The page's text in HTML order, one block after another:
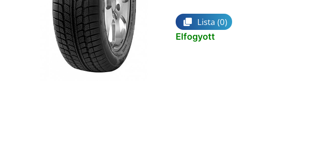
Lista (0)
Elfogyott